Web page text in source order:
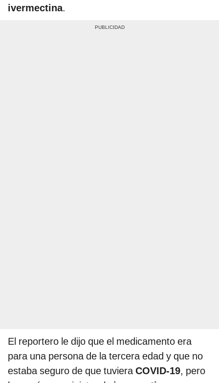
ivermectina.
El reportero le dijo que el medicamento era
para una persona de la tercera edad y que no
estaba seguro de que tuvieraCOVID-19, pero